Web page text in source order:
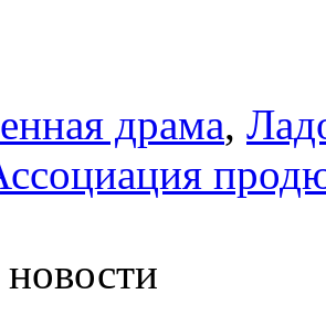
драма,